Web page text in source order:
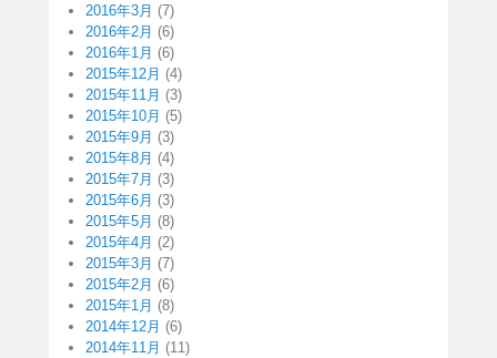
2016年3月 (7)
2016年2月 (6)
2016年1月 (6)
2015年12月 (4)
2015年11月 (3)
2015年10月 (5)
2015年9月 (3)
2015年8月 (4)
2015年7月 (3)
2015年6月 (3)
2015年5月 (8)
2015年4月 (2)
2015年3月 (7)
2015年2月 (6)
2015年1月 (8)
2014年12月 (6)
2014年11月 (11)